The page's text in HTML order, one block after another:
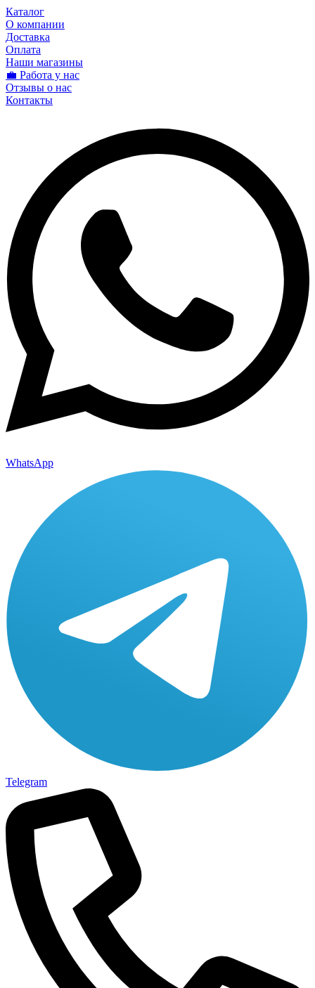
Каталог
О компании
Доставка
Оплата
Наши магазины
💼 Работа у нас
Отзывы о нас
Контакты
WhatsApp
Telegram